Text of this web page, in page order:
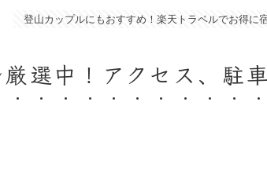
登山カップルにもおすすめ！楽天トラベルでお得に
選中！アクセス、駐